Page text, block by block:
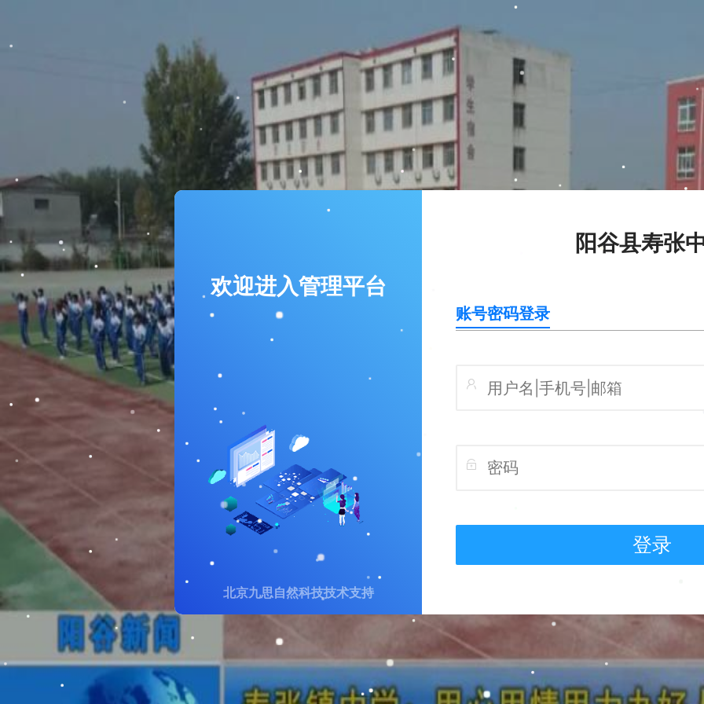
欢迎进入管理平台
北京九思自然科技技术支持
阳谷县寿张
账号密码登录
登录